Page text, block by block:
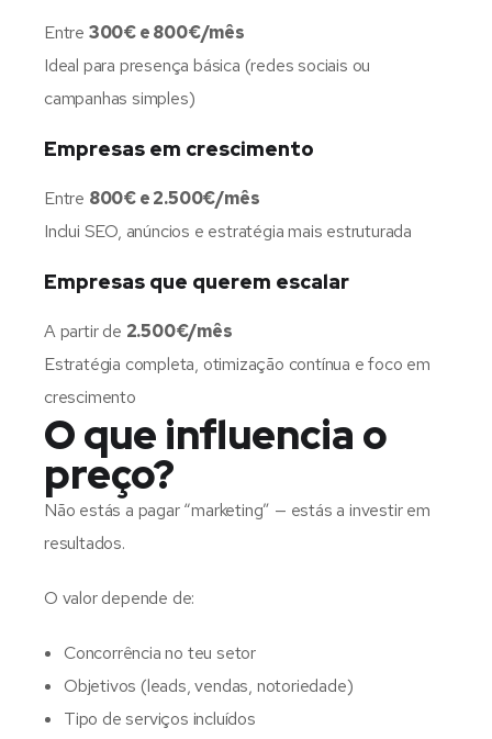
Entre 300€ e 800€/mês
Ideal para presença básica (redes sociais ou
campanhas simples)
Empresas em crescimento
Entre 800€ e 2.500€/mês
Inclui SEO, anúncios e estratégia mais estruturada
Empresas que querem escalar
A partir de 2.500€/mês
Estratégia completa, otimização contínua e foco em
crescimento
O que influencia o
preço?
Não estás a pagar “marketing” — estás a investir em
resultados.
O valor depende de:
Concorrência no teu setor
Objetivos (leads, vendas, notoriedade)
Tipo de serviços incluídos